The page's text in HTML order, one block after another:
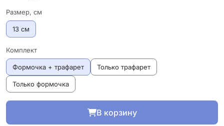
Размер, см
13 см
Комплект
Формочка + трафарет Только трафарет
Только формочка
В корзину